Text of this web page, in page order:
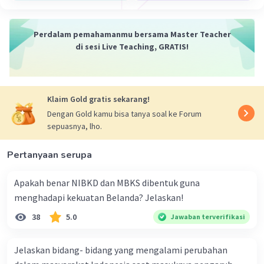
badan yang bebas dan mandiri yang terdiri dari
unsur partai politik dan pemerintah, serta
Beri Rating·5.0( 1) Balas
Iklan
Level 89
Pemilu 1999 adalah pemilihan umum pertama
setelah Orde Baru runtuh dan ditandai dengan
transisi menuju demokrasi di Indonesia. Berikut
pemilu tersebut:
Perdalam pemahamanmu bersama Master Teacher
di sesi Live Teaching, GRATIS!
Klaim Gold gratis sekarang!
Dengan Gold kamu bisa tanya soal ke Forum
sepuasnya, lho.
Pertanyaan serupa
Apakah benar NIBKD dan MBKS dibentuk guna
menghadapi kekuatan Belanda? Jelaskan!
38 5.0 Jawaban terverifikasi
Jelaskan bidang- bidang yang mengalami perubahan